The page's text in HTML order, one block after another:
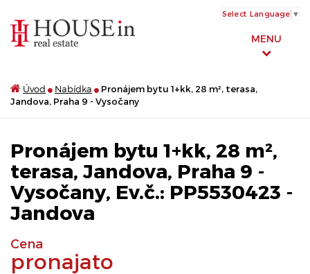
MENU
Select Language ▼
Úvod Nabídka
Pronájem bytu 1+kk, 28 m², terasa,
Jandova, Praha 9 - Vysočany
Pronájem bytu 1+kk, 28 m²,
terasa, Jandova, Praha 9 -
Vysočany, Ev.č.: PP5530423 -
Jandova
Cena
pronajato